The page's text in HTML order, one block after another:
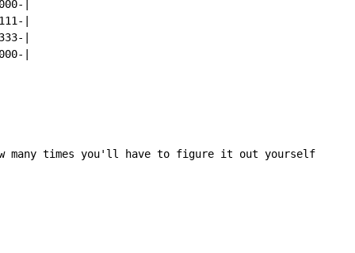
|
|
|
|
many times you'll have to figure it out yourself